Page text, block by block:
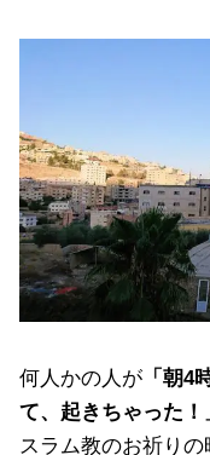
何人かの人が 「朝4
て、起きちゃった！
スラム教のお祈り